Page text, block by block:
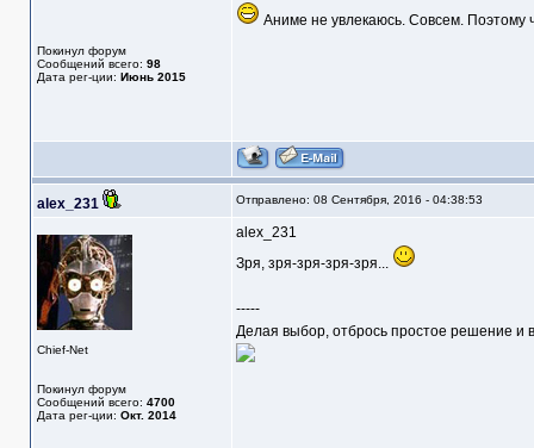
Покинул форум
Сообщений всего: 98
Дата рег-ции: Июнь 2015
Аниме не увлекаюсь. Совсем. Поэтому
alex_231 Отправлено: 08 Сентября, 2016 - 04:38:53
Chief-Net
Покинул форум
Сообщений всего: 4700
Дата рег-ции: Окт. 2014
alex_231
Зря, зря-зря-зря-зря...
-----
Делая выбор, отбрось простое решение и